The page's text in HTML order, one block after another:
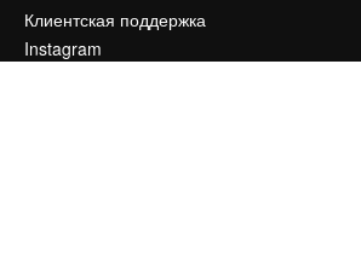
Клиентская поддержка
Instagram